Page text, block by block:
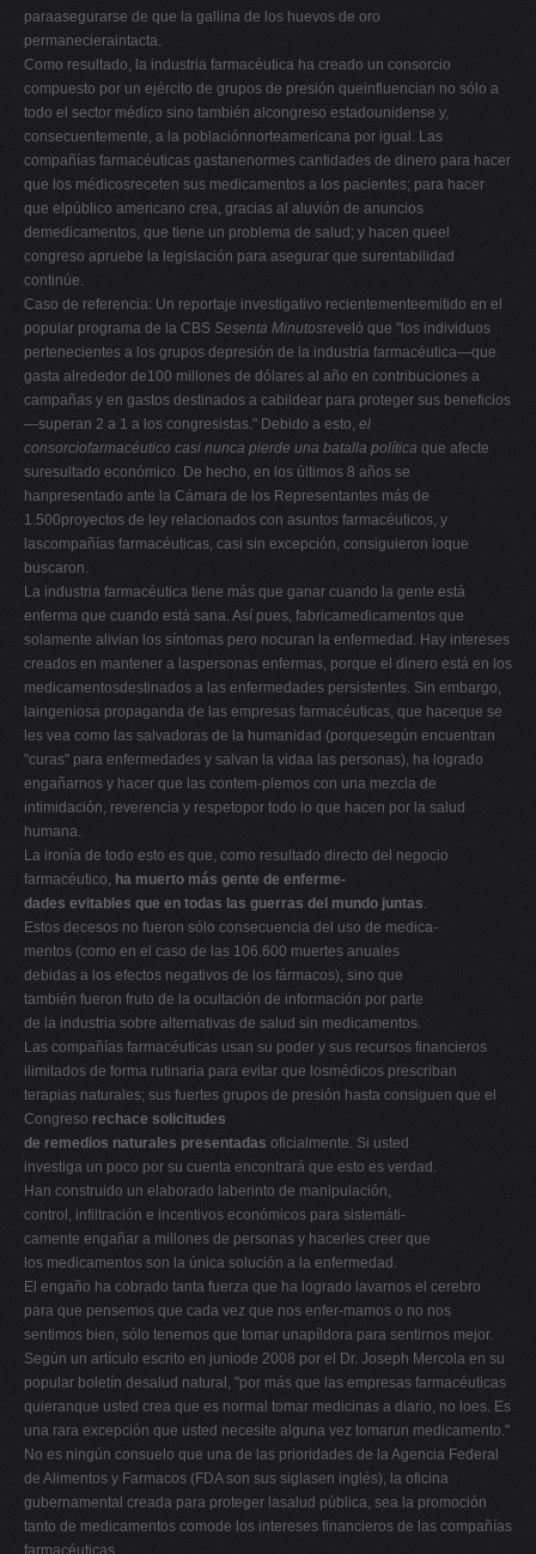
paraasegurarse de que la gallina de los huevos de oro
permanecieraintacta.
Como resultado, la industria farmacéutica ha creado un consorcio
compuesto por un ejército de grupos de presión queinfluencian no sólo a
todo el sector médico sino también alcongreso estadounidense y,
consecuentemente, a la poblaciónnorteamericana por igual. Las
compañías farmacéuticas gastanenormes cantidades de dinero para hacer
que los médicosreceten sus medicamentos a los pacientes; para hacer
que elpúblico americano crea, gracias al aluvión de anuncios
demedicamentos, que tiene un problema de salud; y hacen queel
congreso apruebe la legislación para asegurar que surentabilidad
continúe.
Caso de referencia: Un reportaje investigativo recientementeemitido en el
popular programa de la CBS Sesenta Minutosreveló que "los individuos
pertenecientes a los grupos depresión de la industria farmacéutica—que
gasta alrededor de100 millones de dólares al año en contribuciones a
campañas y en gastos destinados a cabildear para proteger sus beneficios
—superan 2 a 1 a los congresistas." Debido a esto, el
consorciofarmacéutico casi nunca pierde una batalla política que afecte
suresultado económico. De hecho, en los últimos 8 años se
hanpresentado ante la Cámara de los Representantes más de
1.500proyectos de ley relacionados con asuntos farmacéuticos, y
lascompañías farmacéuticas, casi sin excepción, consiguieron loque
buscaron.
La industria farmacéutica tiene más que ganar cuando la gente está
enferma que cuando está sana. Así pues, fabricamedicamentos que
solamente alivian los síntomas pero nocuran la enfermedad. Hay intereses
creados en mantener a laspersonas enfermas, porque el dinero está en los
medicamentosdestinados a las enfermedades persistentes. Sin embargo,
laingeniosa propaganda de las empresas farmacéuticas, que haceque se
les vea como las salvadoras de la humanidad (porquesegún encuentran
"curas" para enfermedades y salvan la vidaa las personas), ha logrado
engañarnos y hacer que las contem-plemos con una mezcla de
intimidación, reverencia y respetopor todo lo que hacen por la salud
humana.
La ironía de todo esto es que, como resultado directo del negocio
farmacéutico, ha muerto más gente de enferme-
dades evitables que en todas las guerras del mundo juntas.
Estos decesos no fueron sólo consecuencia del uso de medica-
mentos (como en el caso de las 106.600 muertes anuales
debidas a los efectos negativos de los fármacos), sino que
también fueron fruto de la ocultación de información por parte
de la industria sobre alternativas de salud sin medicamentos.
Las compañías farmacéuticas usan su poder y sus recursos financieros
ilimitados de forma rutinaria para evitar que losmédicos prescriban
terapias naturales; sus fuertes grupos de presión hasta consiguen que el
Congreso rechace solicitudes
de remedios naturales presentadas oficialmente. Si usted
investiga un poco por su cuenta encontrará que esto es verdad.
Han construido un elaborado laberinto de manipulación,
control, infiltración e incentivos económicos para sistemáti-
camente engañar a millones de personas y hacerles creer que
los medicamentos son la única solución a la enfermedad.
El engaño ha cobrado tanta fuerza que ha logrado lavarnos el cerebro
para que pensemos que cada vez que nos enfer-mamos o no nos
sentimos bien, sólo tenemos que tomar unapíldora para sentirnos mejor.
Según un artículo escrito en juniode 2008 por el Dr. Joseph Mercola en su
popular boletín desalud natural, "por más que las empresas farmacéuticas
quieranque usted crea que es normal tomar medicinas a diario, no loes. Es
una rara excepción que usted necesite alguna vez tomarun medicamento."
No es ningún consuelo que una de las prioridades de la Agencia Federal
de Alimentos y Farmacos (FDA son sus siglasen inglés), la oficina
gubernamental creada para proteger lasalud pública, sea la promoción
tanto de medicamentos comode los intereses financieros de las compañías
farmacéuticas.